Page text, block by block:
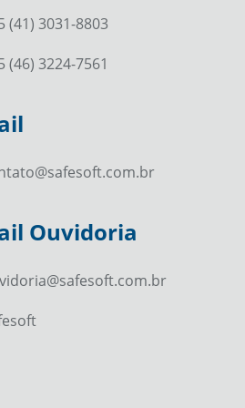
(41) 3031-8803
(46) 3224-7561
Ouvidoria